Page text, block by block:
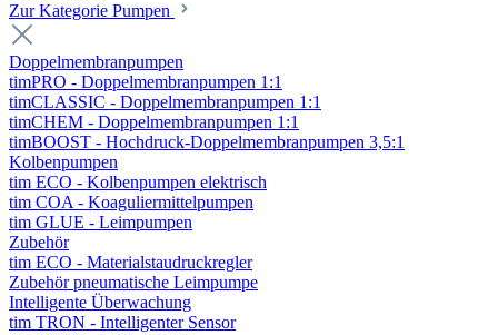
Zur Kategorie Pumpen
Doppelmembranpumpen
timPRO - Doppelmembranpumpen 1:1
timCLASSIC - Doppelmembranpumpen 1:1
timCHEM - Doppelmembranpumpen 1:1
timBOOST - Hochdruck-Doppelmembranpumpen 3,5:1
Kolbenpumpen
tim ECO - Kolbenpumpen elektrisch
tim COA - Koaguliermittelpumpen
tim GLUE - Leimpumpen
Zubehör
tim ECO - Materialstaudruckregler
Zubehör pneumatische Leimpumpe
Intelligente Überwachung
tim TRON - Intelligenter Sensor